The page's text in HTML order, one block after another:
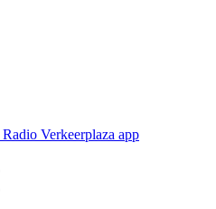
Radio Verkeerplaza app